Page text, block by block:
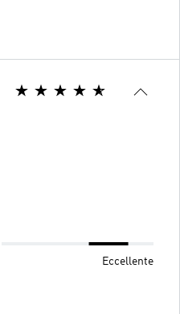
Eccellente